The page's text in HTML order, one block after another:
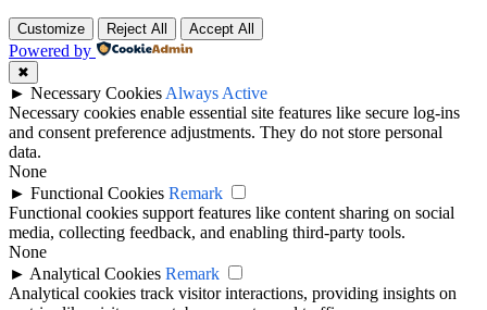
Customize Reject All Accept All
Powered by
✖
► Necessary Cookies Always Active
Necessary cookies enable essential site features like secure log-ins
and consent preference adjustments. They do not store personal
data.
None
► Functional Cookies Remark
Functional cookies support features like content sharing on social
media, collecting feedback, and enabling third-party tools.
None
► Analytical Cookies Remark
Analytical cookies track visitor interactions, providing insights on